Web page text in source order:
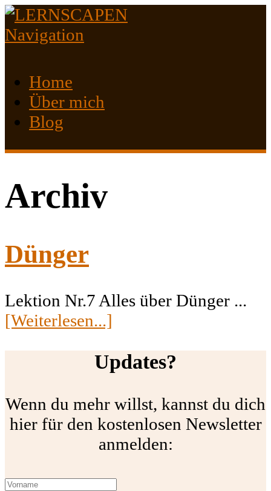
Navigation
Home
Über mich
Blog
Archiv
Dünger
Lektion Nr.7 Alles über Dünger ...
[Weiterlesen...]
Updates?
Wenn du mehr willst, kannst du dich
hier für den kostenlosen Newsletter
anmelden: